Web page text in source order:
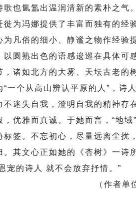
也氤氲出温润清新的素朴之气。
为冯娜提供了丰富而独有的经
凡俗的细小、静谧之物作经验
圆熟出色的语感逡巡在具体可
诸如北方的大雾、天坛古老的
一个从高山辨认平原的人”，诗
迷失自我，澄明自我的精神存
雅而真诚。于她而言，“地域
签。不忘初心，尽量远离尘扰
其文心正如她的《杏树》一诗
宠的诗人 就不会放弃抒情。”
（作者单位